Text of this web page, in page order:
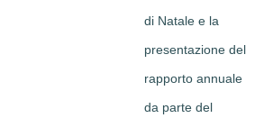
di Natale e la
presentazione del
rapporto annuale
da parte del